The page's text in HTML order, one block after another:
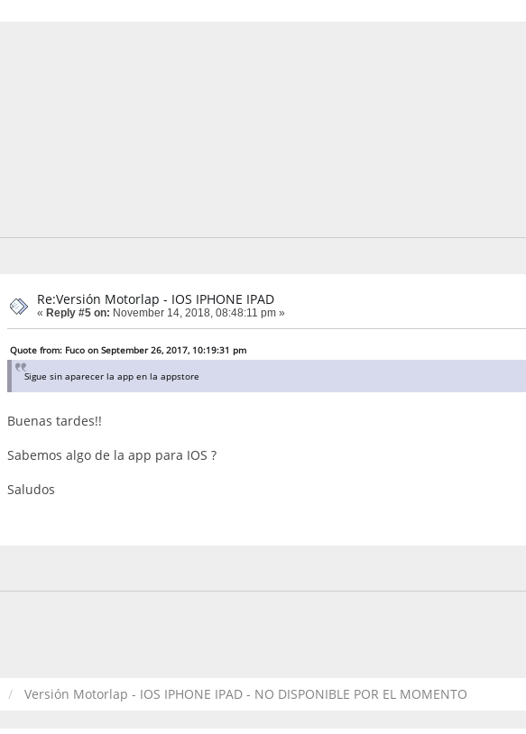
Re:Versión Motorlap - IOS IPHONE IPAD
« Reply #5 on: November 14, 2018, 08:48:11 pm »
Quote from: Fuco on September 26, 2017, 10:19:31 pm
Sigue sin aparecer la app en la appstore
Buenas tardes!!
Sabemos algo de la app para IOS ?
Saludos
Versión Motorlap - IOS IPHONE IPAD - NO DISPONIBLE POR EL MOMENTO